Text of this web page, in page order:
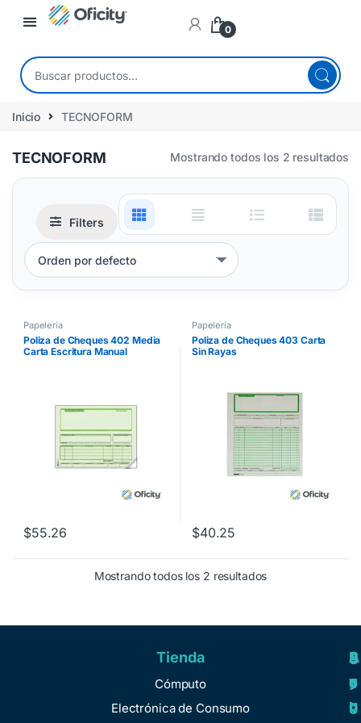
0
Inicio TECNOFORM
TECNOFORM Mostrando todos los 2 resultados
Filters
Papelería
Poliza de Cheques 402 Media
Carta Escritura Manual
$55.26
Papelería
Poliza de Cheques 403 Carta
Sin Rayas
$40.25
Mostrando todos los 2 resultados
Tienda
Cómputo
Electrónica de Consumo
A
y
u
S
o
b
R
e
g
S
e
r